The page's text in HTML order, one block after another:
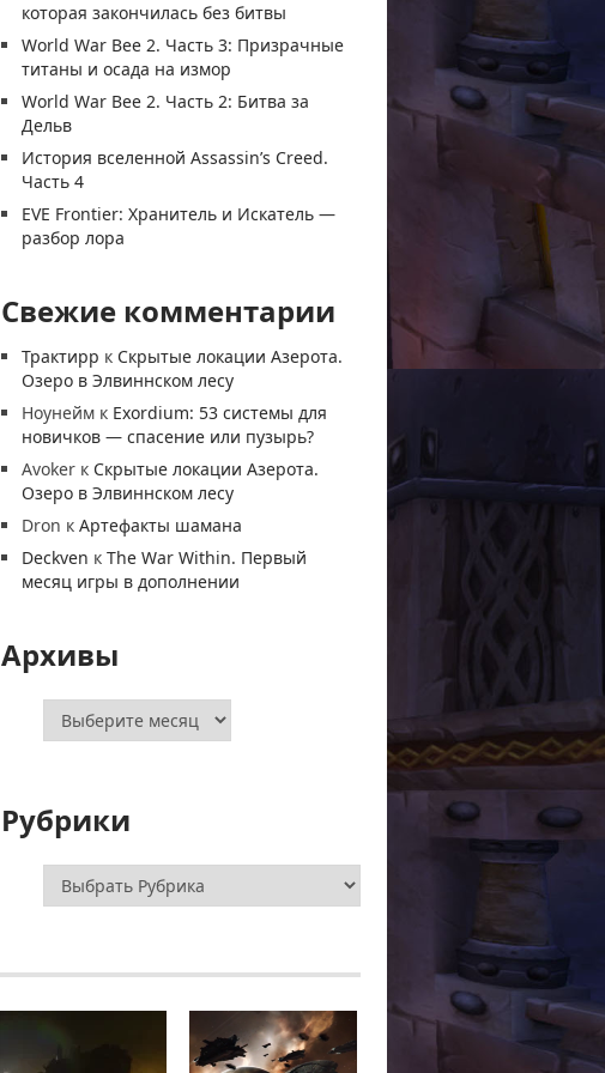
которая закончилась без битвы
World War Bee 2. Часть 3: Призрачные
титаны и осада на измор
World War Bee 2. Часть 2: Битва за
Дельв
История вселенной Assassin’s Creed.
Часть 4
EVE Frontier: Хранитель и Искатель —
разбор лора
Свежие комментарии
Трактирр к Скрытые локации Азерота.
Озеро в Элвиннском лесу
Ноунейм к Exordium: 53 системы для
новичков — спасение или пузырь?
Avoker к Скрытые локации Азерота.
Озеро в Элвиннском лесу
Dron кАртефакты шамана
Deckven кThe War Within. Первый
месяц игры в дополнении
Архивы
Архивы
Рубрики
Рубрики